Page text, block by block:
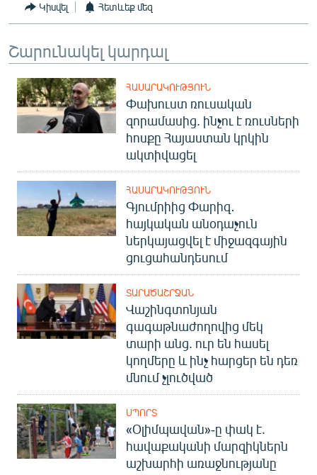
Կիսվել Հետևեք մեզ
Շարունակել կարդալ
ՀԱՍԱՐԱԿՈՒԹՅՈՒՆ
Փախուստ ռուսական
զորամասից. ինչու է ռուսների
հոսքը Հայաստան կրկին
ակտիվացել
ՀԱՍԱՐԱԿՈՒԹՅՈՒՆ
Գյումրիից Փարիզ․
հայկական անօդաչուն
ներկայացվել է միջազգային
ցուցահանդեսում
ՏԱՐԱԾԱՇՐՋԱՆ
Վաշինգտոնյան
գագաթնաժողովից մեկ
տարի անց. ուր են հասել
կողմերը և ինչ հարցեր են դեռ
մնում չլուծված
ՍՊՈՐՏ
«Օլիմպավան»-ը փակ է.
հավաքականի մարզիկներն
աշխարհի առաջնությանը